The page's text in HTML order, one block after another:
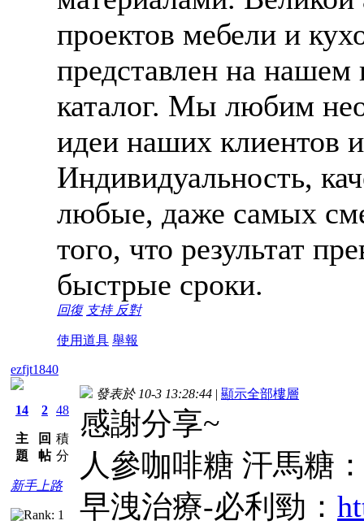
проектов мебели и
представлен на нашем
каталог. Мы любим
идеи наших
Индивидуальность,
любые, даже самых
того, что результат
быстрые сроки.
回復 支持 反對
使用道具 舉報
ezfjt1840
14
主
題
2
回
帖
48
積
分
新手上路
發表於 10-3 13:28:44 | 顯示全部樓層
感謝分享~
人參咖啡糖 汗馬糖
早洩治療-必利勁：